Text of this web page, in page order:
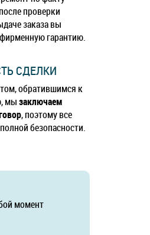
проверки
заказа вы
гарантию.
СДЕЛКИ
обратившимся к
мызаключаем
, поэтому все
безопасности.
момент